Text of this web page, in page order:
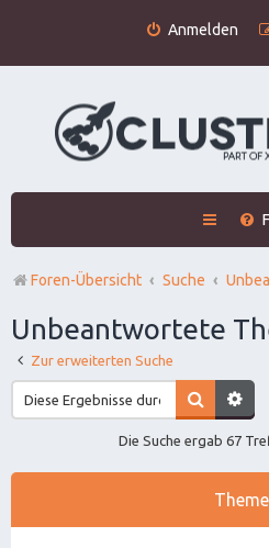
Anmelden
Foren-Übersicht Suche
Unbeantwortete
Zur erweiterten Suche
Die Suche ergab 67